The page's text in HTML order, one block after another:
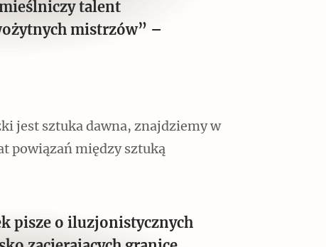
talent
mistrzów” –
jest sztuka dawna, znajdziemy w
powiązań między sztuką
pisze o iluzjonistycznych